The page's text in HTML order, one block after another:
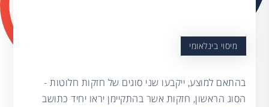
מיסוי בינלאומי
בהתאם למוצע, ייקבעו שני סוגים של חזקות חלוטות -
הסוג הראשון, חזקות אשר בהתקיימן יראו יחיד כתושב